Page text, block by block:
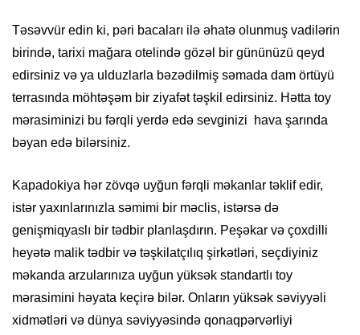
Təsəvvür edin ki, pəri bacaları ilə əhatə olunmuş vadilərin
birində, tarixi mağara otelində gözəl bir gününüzü qeyd
edirsiniz və ya ulduzlarla bəzədilmiş səmada dam örtüyü
terrasında möhtəşəm bir ziyafət təşkil edirsiniz. Hətta toy
mərasiminizi bu fərqli yerdə edə sevginizi hava şarında
bəyan edə bilərsiniz.
Kapadokiya hər zövqə uyğun fərqli məkanlar təklif edir,
istər yaxınlarınızla səmimi bir məclis, istərsə də
genişmiqyaslı bir tədbir planlaşdırın. Peşəkar və çoxdilli
heyətə malik tədbir və təşkilatçılıq şirkətləri, seçdiyiniz
məkanda arzularınıza uyğun yüksək standartlı toy
mərasimini həyata keçirə bilər. Onların yüksək səviyyəli
xidmətləri və dünya səviyyəsində qonaqpərvərliyi